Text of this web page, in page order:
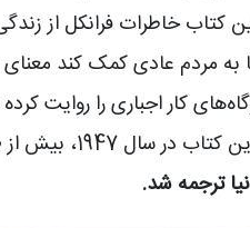
خاطرات فرانکل از زندگی
مردم عادی کمک کند معنای
کار اجباری را روایت